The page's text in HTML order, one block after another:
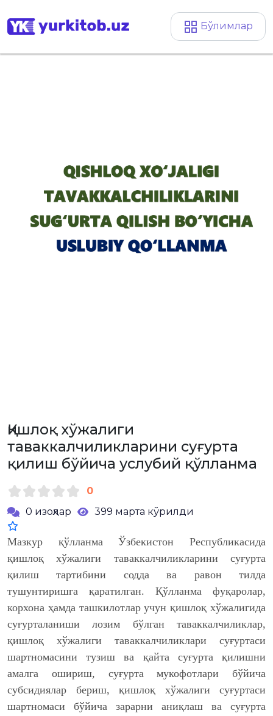
Бўлимлар
Қишлоқ хўжалиги
таваккалчиликларини суғурта
қилиш бўйича услубий қўлланма
0
0 изоҳлар
399 марта кўрилди
Мазкур қўлланма Ўзбекистон Республикасида
қишлоқ хўжалиги таваккалчиликларини суғурта
қилиш тартибини содда ва равон тилда
тушунтиришга қаратилган. Қўлланма фуқаролар,
корхона ҳамда ташкилотлар учун қишлоқ хўжалигида
суғурталаниши лозим бўлган таваккалчиликлар,
қишлоқ хўжалиги таваккалчиликлари суғуртаси
шартномасини тузиш ва қайта суғурта қилишни
амалга ошириш, суғурта мукофотлари бўйича
субсидиялар бериш, қишлоқ хўжалиги суғуртаси
шартномаси бўйича зарарни аниқлаш ва суғурта